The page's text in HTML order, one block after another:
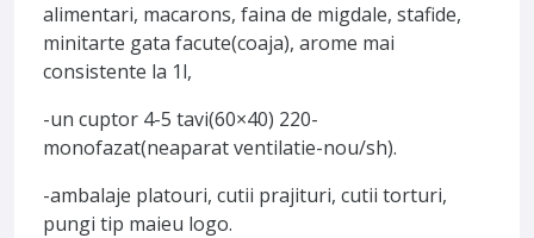
alimentari, macarons, faina de migdale, stafide,
minitarte gata facute(coaja), arome mai
consistente la 1l,
-un cuptor 4-5 tavi(60×40) 220-
monofazat(neaparat ventilatie-nou/sh).
-ambalaje platouri, cutii prajituri, cutii torturi,
pungi tip maieu logo.